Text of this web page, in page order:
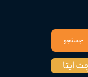
جستجو
ایتا